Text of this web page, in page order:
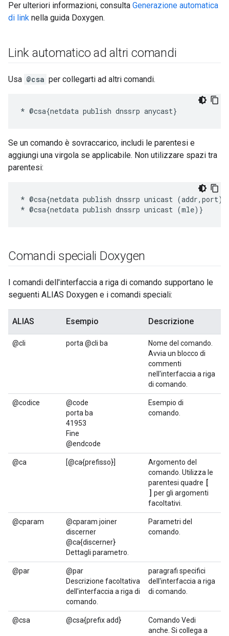
Per ulteriori informazioni, consulta Generazione automatica
di link nella guida Doxygen.
Link automatico ad altri comandi
Usa @csa per collegarti ad altri comandi.
Se un comando è sovraccarico, includi le parentesi e
aggiungi una virgola se applicabile. Non utilizzare spazi tra
parentesi:
* @csa{netdata publish dnssrp unicast (addr,port)}
Comandi speciali Doxygen
I comandi dell'interfaccia a riga di comando supportano le
seguenti ALIAS Doxygen e i comandi speciali:
ALIAS Esempio Descrizione
@cli porta @cli ba
Nome del comando.
Avvia un blocco di
commenti
nell'interfaccia a riga
di comando.
@codice
@code
porta ba
41953
Fine
@endcode
Esempio di
comando.
@ca [@ca{prefisso}]
Argomento del
comando. Utilizza le
parentesi quadre [
] per gli argomenti
facoltativi.
@cparam
@cparam joiner
discerner
@ca{discerner}
Dettagli parametro.
Parametri del
comando.
@par
@par
Descrizione facoltativa
dell'interfaccia a riga di
comando.
paragrafi specifici
dell'interfaccia a riga
di comando.
@csa @csa{prefix add}
Comando Vedi
anche. Si collega a